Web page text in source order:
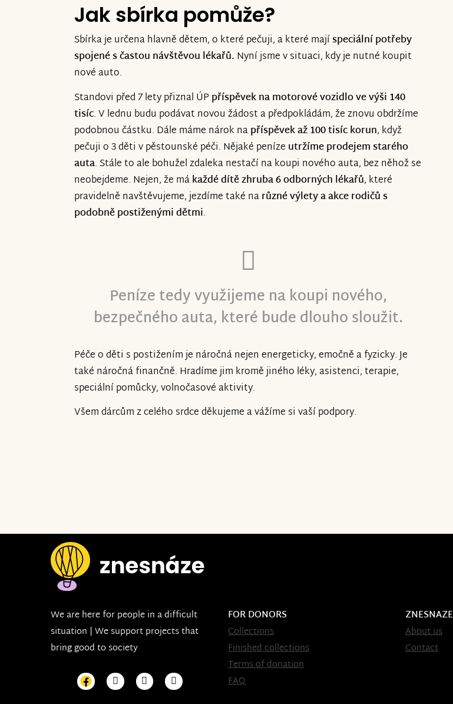
Jak sbírka pomůže?
Sbírka je určena hlavně dětem, o které pečuji, a které majíspeciální potřeby
spojené s častou návštěvou lékařů. Nyní jsme v situaci, kdy je nutné koupit
nové auto.
Standovi před 7 lety přiznal ÚPpříspěvek na motorové vozidlo ve výši 140
tisíc. V lednu budu podávat novou žádost a předpokládám, že znovu obdržíme
podobnou částku. Dále máme nárok napříspěvek až 100 tisíc korun, když
pečuji o 3 děti v pěstounské péči. Nějaké peníze utržíme prodejem starého
auta. Stále to ale bohužel zdaleka nestačí na koupi nového auta, bez něhož se
neobejdeme. Nejen, že mákaždé dítě zhruba 6 odborných lékařů, které
pravidelně navštěvujeme, jezdíme také narůzné výlety a akce rodičů s
podobně postiženými dětmi.
Peníze tedy využijeme na koupi nového,
bezpečného auta, které bude dlouho sloužit.
Péče o děti s postižením je náročná nejen energeticky, emočně a fyzicky. Je
také náročná finančně. Hradíme jim kromě jiného léky, asistenci, terapie,
speciální pomůcky, volnočasové aktivity.
Všem dárcům z celého srdce děkujeme a vážíme si vaší podpory.
We are here for people in a difficult
situation | We support projects that
bring good to society
FOR DONORS
Collections
Finished collections
Terms of donation
FAQ
ZNESNAZE
About us
Contact